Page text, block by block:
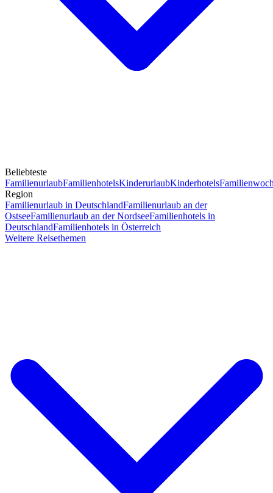
Beliebteste
FamilienurlaubFamilienhotelsKinderurlaubKinderhotels
Region
Familienurlaub in DeutschlandFamilienurlaub an der
OstseeFamilienurlaub an der NordseeFamilienhotels in
DeutschlandFamilienhotels in Österreich
Weitere Reisethemen